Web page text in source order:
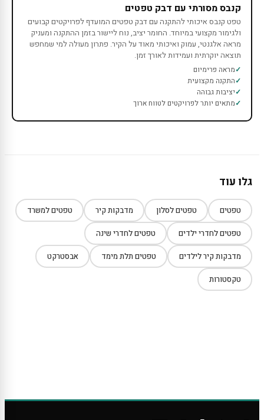
קנבס מסורתי עם דבק טפטים
טפט קנבס איכותי להתקנה עם דבק טפטים המועדף לפרויקטים קבועים
ולגימור מקצועי במיוחד. החומר יציב, נוח ליישור בזמן ההתקנה ומעניק
מראה אלגנטי, עמוק ואיכותי מאוד על הקיר. פתרון מעולה למי שמחפש
תוצאה יוקרתית ועמידות לאורך זמן.
מראה פרימיום
התקנה מקצועית
יציבות גבוהה
מתאים יותר לפרויקטים לטווח ארוך
גלו עוד
טפטים טפטים לסלון מדבקות קיר טפטים למשרד
טפטים לחדרי ילדים טפטים לחדרי שינה
מדבקות קיר לילדים טפטים תלת מימד אבסטרקט
טקסטורות